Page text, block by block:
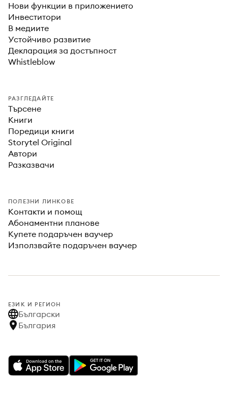
Нови функции в приложението
Инвеститори
В медиите
Устойчиво развитие
Декларация за достъпност
Whistleblow
РАЗГЛЕДАЙТЕ
Търсене
Книги
Поредици книги
Storytel Original
Автори
Разказвачи
ПОЛЕЗНИ ЛИНКОВЕ
Контакти и помощ
Абонаментни планове
Купете подаръчен ваучер
Използвайте подаръчен ваучер
ЕЗИК И РЕГИОН
Български
България